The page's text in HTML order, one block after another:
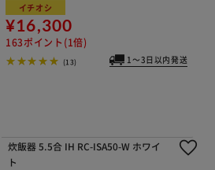
イチオシ
¥16,300
163ポイント(1倍)
(13) 1～3日以内発送
炊飯器 5.5合 IH RC-ISA50-W ホワイ
ト